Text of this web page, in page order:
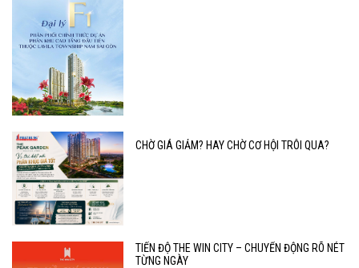
CHỜ GIÁ GIẢM? HAY CHỜ CƠ HỘI TRÔI QUA?
TIẾN ĐỘ THE WIN CITY – CHUYỂN ĐỘNG RÕ NÉT
TỪNG NGÀY